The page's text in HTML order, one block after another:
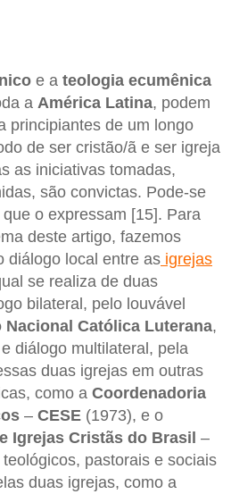
e a teologia ecumênica
a América Latina, podem
principiantes de um longo
de ser cristão/ã e ser igreja
as iniciativas tomadas,
são convictas. Pode-se
o expressam [15]. Para
deste artigo, fazemos
diálogo local entre as igrejas
se realiza de duas
bilateral, pelo louvável
Nacional Católica Luterana,
diálogo multilateral, pela
duas igrejas em outras
como a Coordenadoria
– CESE (1973), e o
Igrejas Cristãs do Brasil –
pastorais e sociais
duas igrejas, como a